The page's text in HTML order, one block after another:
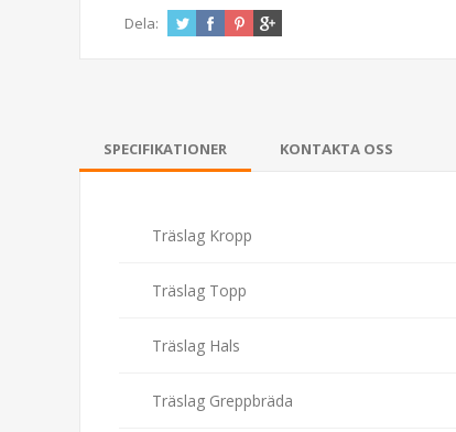
Dela:
SPECIFIKATIONER KONTAKTA OSS
Träslag Kropp
Träslag Topp
Träslag Hals
Träslag Greppbräda